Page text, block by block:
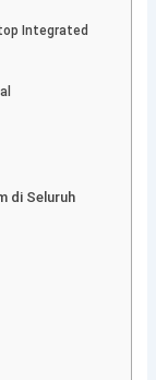
Integrated
di Seluruh